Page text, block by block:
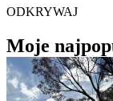
ODKRYWAJ
Moje